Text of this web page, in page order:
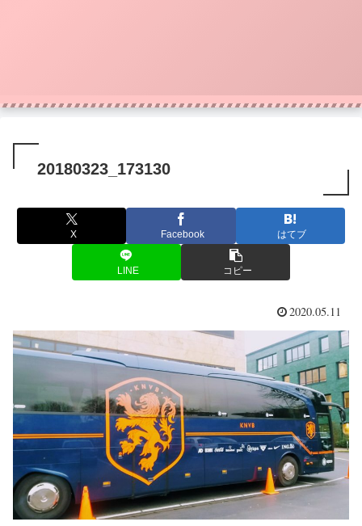
20180323_173130
X Facebook はてブ
LINE コピー
2020.05.11